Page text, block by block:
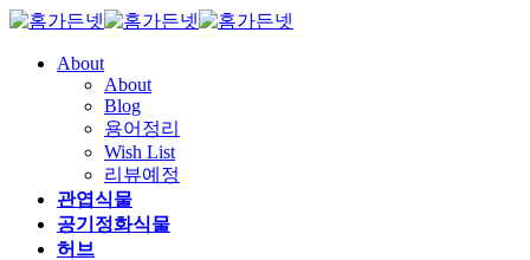
About
About
Blog
용어정리
Wish List
리뷰예정
관엽식물
공기정화식물
허브